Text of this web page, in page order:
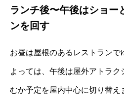
ランチ後〜午後はショー
ンを回す
お昼は屋根のあるレストランで
よっては、午後は屋外アトラ
むか予定を屋内中心に切り替え